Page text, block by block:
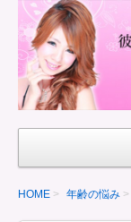
童
貞
で
も
る
彼
HOME 年齢の悩み